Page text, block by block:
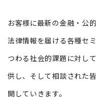
お客様に最新の金融・公
法律情報を届ける各種セ
つわる社会的課題に対し
供し、そして相談された
開していきます。